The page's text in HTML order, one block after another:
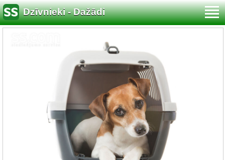
Dzīvnieki - Dažādi